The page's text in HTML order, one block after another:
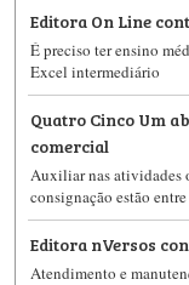
Editora On Line
É preciso ter ensino
Excel intermediário
Quatro Cinco Um
comercial
Auxiliar nas atividades
consignação estão
Editora nVersos
Atendimento e